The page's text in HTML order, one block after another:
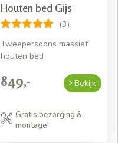
Houten bed Gijs
(3)
Tweepersoons massief
houten bed
849,- Bekijk
Gratis bezorging &
montage!